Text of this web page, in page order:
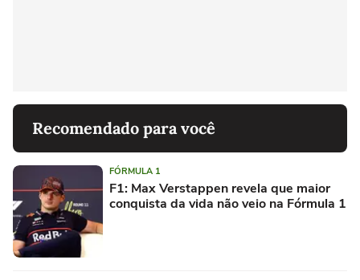
Recomendado para você
FÓRMULA 1
F1: Max Verstappen revela que maior
conquista da vida não veio na Fórmula 1